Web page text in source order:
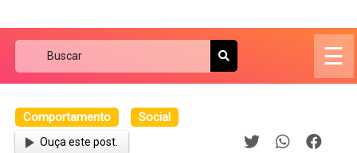
☰
Comportamento Social
Ouça este post.